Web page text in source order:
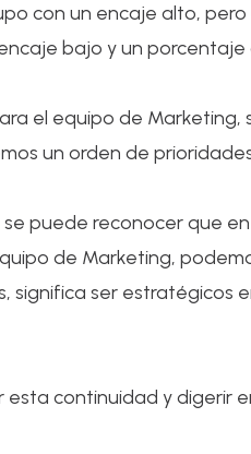
con un encaje alto,
bajo y un
el equipo de Marketing,
un orden de
puede reconocer que
de Marketing,
significa ser
esta continuidad y digerir